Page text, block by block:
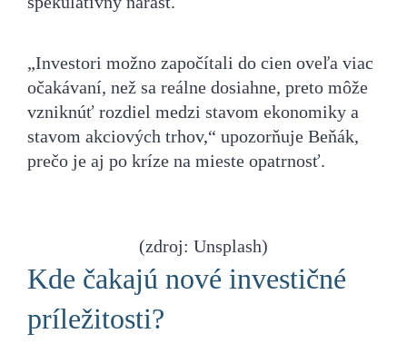
„Investori možno započítali do cien oveľa viac
očakávaní, než sa reálne dosiahne, preto môže
vzniknúť rozdiel medzi stavom ekonomiky a
stavom akciových trhov,“ upozorňuje Beňák,
prečo je aj po kríze na mieste opatrnosť.
(zdroj: Unsplash)
Kde čakajú nové investičné
príležitosti?